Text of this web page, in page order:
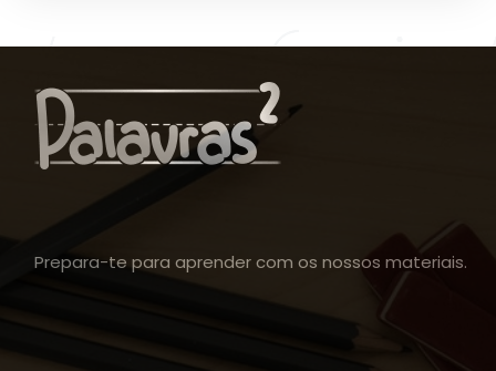
Prepara-te para aprender com os nossos materiais.